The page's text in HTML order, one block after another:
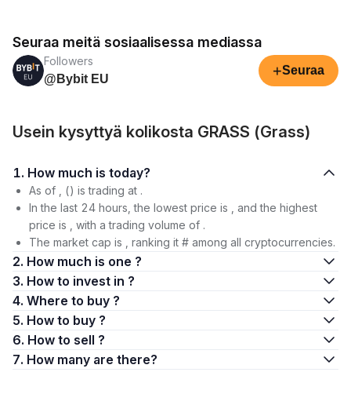
Seuraa meitä sosiaalisessa mediassa
Followers
@Bybit EU
+Seuraa
Usein kysyttyä kolikosta GRASS (Grass)
1. How much is today?
As of , () is trading at .
In the last 24 hours, the lowest price is , and the highest
price is , with a trading volume of .
The market cap is , ranking it # among all cryptocurrencies.
2. How much is one ?
3. How to invest in ?
4. Where to buy ?
5. How to buy ?
6. How to sell ?
7. How many are there?